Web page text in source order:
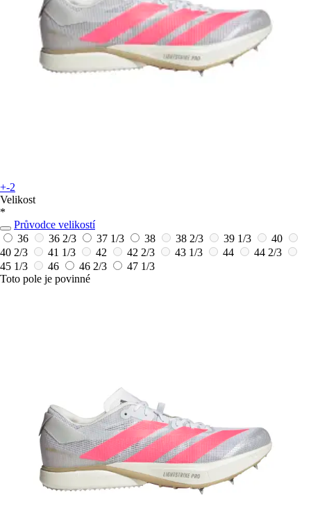
+-2
Velikost
*
Průvodce velikostí
36
36 2/3 37 1/3 38 38 2/3 39 1/3
40
40 2/3
41 1/3 42 42 2/3 43 1/3 44
44 2/3
45 1/3
46 46 2/3
47 1/3
Toto pole je povinné